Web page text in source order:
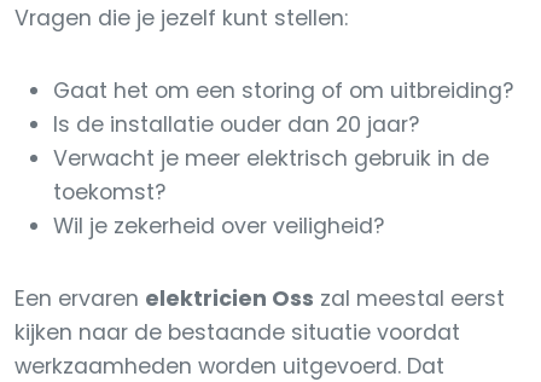
Vragen die je jezelf kunt stellen:
Gaat het om een storing of om uitbreiding?
Is de installatie ouder dan 20 jaar?
Verwacht je meer elektrisch gebruik in de
toekomst?
Wil je zekerheid over veiligheid?
Een ervaren elektricien Oss zal meestal eerst
kijken naar de bestaande situatie voordat
werkzaamheden worden uitgevoerd. Dat